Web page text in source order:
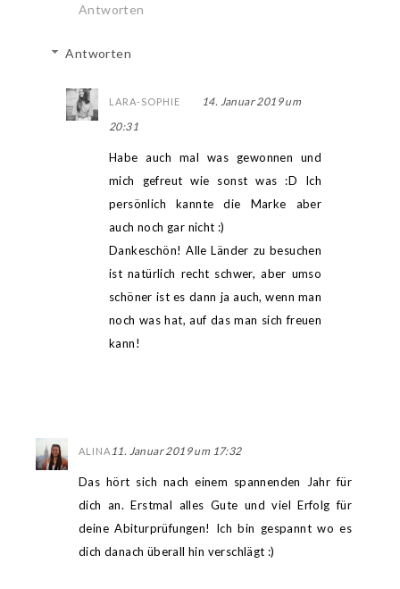
Antworten
Antworten
LARA-SOPHIE
14. Januar 2019 um
20:31
Habe auch mal was gewonnen und
mich gefreut wie sonst was :D Ich
persönlich kannte die Marke aber
auch noch gar nicht :)
Dankeschön! Alle Länder zu besuchen
ist natürlich recht schwer, aber umso
schöner ist es dann ja auch, wenn man
noch was hat, auf das man sich freuen
kann!
ALINA 11. Januar 2019 um 17:32
Das hört sich nach einem spannenden Jahr für
dich an. Erstmal alles Gute und viel Erfolg für
deine Abiturprüfungen! Ich bin gespannt wo es
dich danach überall hin verschlägt :)